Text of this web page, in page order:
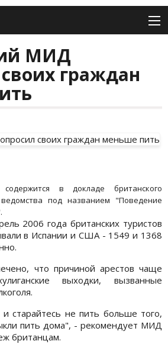
МИД
граждан
в докладе британского
ведомства под названием "Поведение
2006 года британских туристов
в Испании и США - 1549 и 1368
что причиной арестов чаще
выходки, вызванные
старайтесь не пить больше того,
пить дома", - рекомендует МИД
британцам.